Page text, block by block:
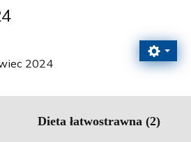
2024
Dieta łatwostrawna (2)